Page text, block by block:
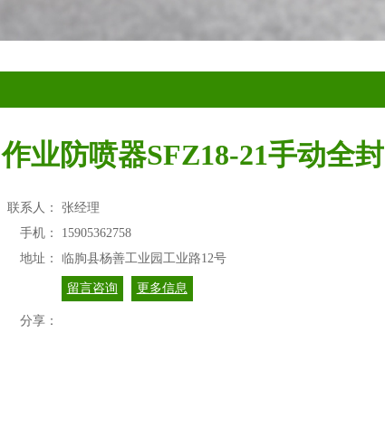
作业防喷器SFZ18-21手动全封
联系人：
张经理
手机：
15905362758
地址：
临朐县杨善工业园工业路12号
留言咨询 更多信息
分享：